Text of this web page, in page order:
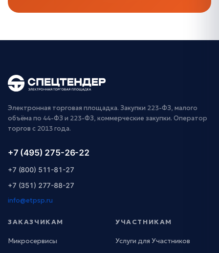
Электронная торговая площадка. Закупки 223-ФЗ, малого
объёма по 44-ФЗ и 223-ФЗ, коммерческие закупки. Оператор
торгов с 2013 года.
+7 (495) 275-26-22
+7 (800) 511-81-27
+7 (351) 277-88-27
info@etpsp.ru
ЗАКАЗЧИКАМ
Микросервисы
УЧАСТНИКАМ
Услуги для Участников